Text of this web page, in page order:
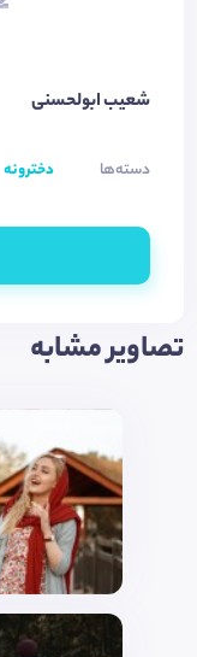
شعیب ابولحسنی
دسته‌ها دخترونه
تصاویر مشابه